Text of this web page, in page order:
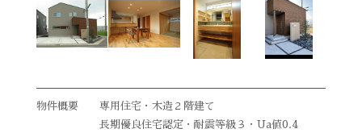
専用住宅・木造２階建て
長期優良住宅認定・耐震等級３・Ua値0.4